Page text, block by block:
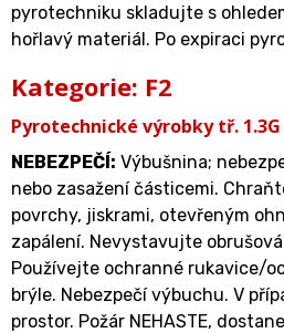
pyrotechniku skladujte s
hořlavý materiál. Po expiraci
Kategorie: F2
Pyrotechnické výrobky tř. 1.3G
NEBEZPEČÍ: Výbušnina;
nebo zasažení částicemi.
povrchy, jiskrami, otevřeným
zapálení. Nevystavujte
Používejte ochranné rukavice/
brýle. Nebezpečí výbuchu. V
prostor. Požár NEHASTE,